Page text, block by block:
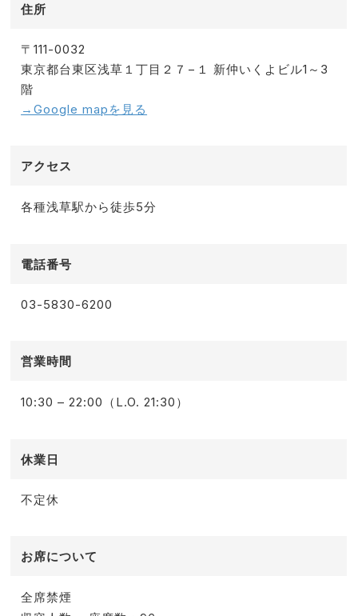
住所
〒111-0032
東京都台東区浅草１丁目２７−１ 新仲いくよビル1～3
階
→Google mapを見る
アクセス
各種浅草駅から徒歩5分
電話番号
03-5830-6200
営業時間
10:30 – 22:00（L.O. 21:30）
休業日
不定休
お席について
全席禁煙